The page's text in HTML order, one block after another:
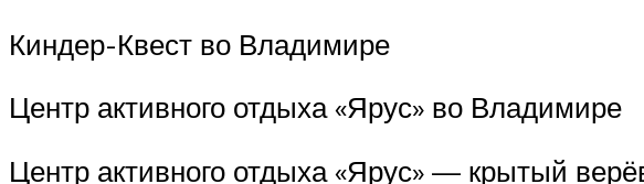
Киндер-Квест во Владимире
Центр активного отдыха «Ярус» во Владимире
Центр активного отдыха «Ярус» — крытый